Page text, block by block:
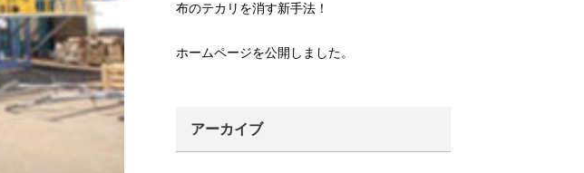
布のテカリを消す新手法！
ホームページを公開しました。
アーカイブ